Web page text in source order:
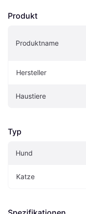
Produkt
Produktname
Hersteller
Haustiere
Typ
Hund
Katze